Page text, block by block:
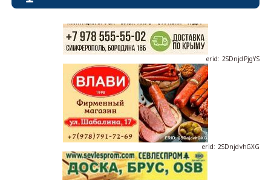
erid: 2SDnjdPjgYS
erid: 2SDnjdvhGXG